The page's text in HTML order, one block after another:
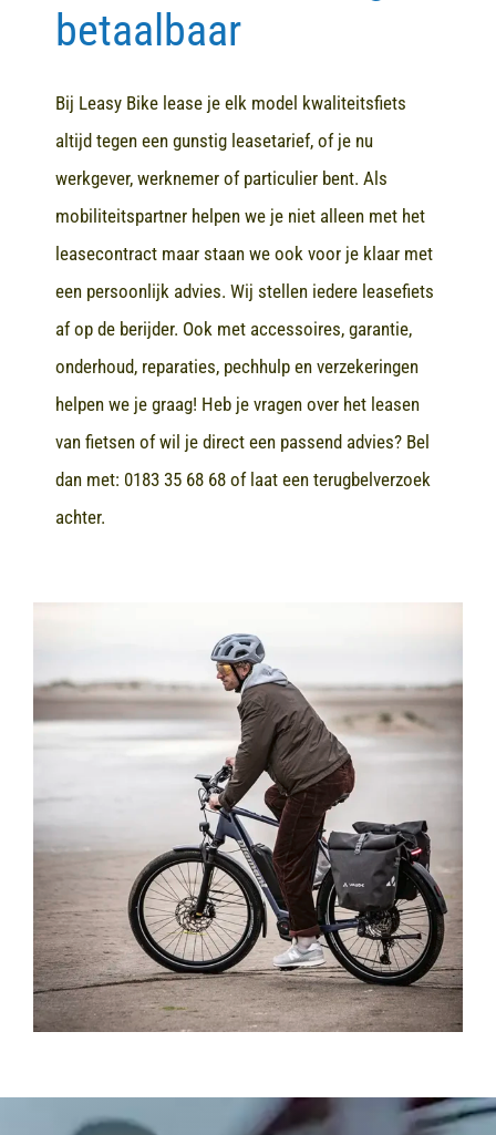
betaalbaar
Bij Leasy Bike lease je elk model kwaliteitsfiets
altijd tegen een gunstig leasetarief, of je nu
werkgever, werknemer of particulier bent. Als
mobiliteitspartner helpen we je niet alleen met het
leasecontract maar staan we ook voor je klaar met
een persoonlijk advies. Wij stellen iedere leasefiets
af op de berijder. Ook met accessoires, garantie,
onderhoud, reparaties, pechhulp en verzekeringen
helpen we je graag! Heb je vragen over het leasen
van fietsen of wil je direct een passend advies? Bel
dan met: 0183 35 68 68of laat een terugbelverzoek
achter.